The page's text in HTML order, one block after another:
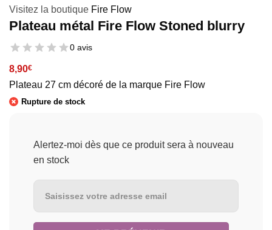
Visitez la boutique Fire Flow
Plateau métal Fire Flow Stoned blurry
0 avis
8,90€
Plateau 27 cm décoré de la marque Fire Flow
Rupture de stock
Alertez-moi dès que ce produit sera à nouveau
en stock